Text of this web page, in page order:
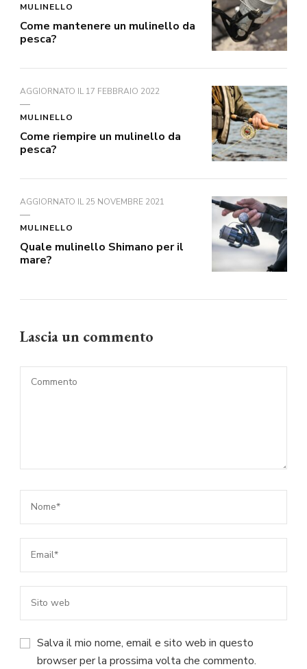
MULINELLO
Come mantenere un mulinello da
pesca?
AGGIORNATO IL17 FEBBRAIO 2022
MULINELLO
Come riempire un mulinello da
pesca?
AGGIORNATO IL25 NOVEMBRE 2021
MULINELLO
Quale mulinello Shimano per il
mare?
Lascia un commento
Salva il mio nome, email e sito web in questo
browser per la prossima volta che commento.